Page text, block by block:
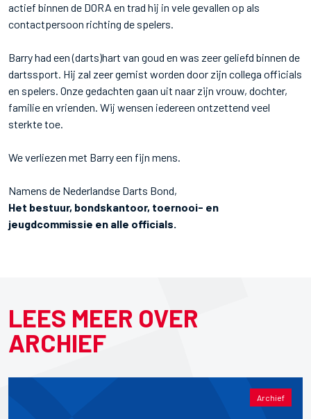
actief binnen de DORA en trad hij in vele gevallen op als
contactpersoon richting de spelers.
Barry had een (darts)hart van goud en was zeer geliefd binnen de
dartssport. Hij zal zeer gemist worden door zijn collega officials
en spelers. Onze gedachten gaan uit naar zijn vrouw, dochter,
familie en vrienden. Wij wensen iedereen ontzettend veel
sterkte toe.
We verliezen met Barry een fijn mens.
Namens de Nederlandse Darts Bond,
Het bestuur, bondskantoor, toernooi- en
jeugdcommissie en alle officials.
LEES MEER OVER
ARCHIEF
Archief